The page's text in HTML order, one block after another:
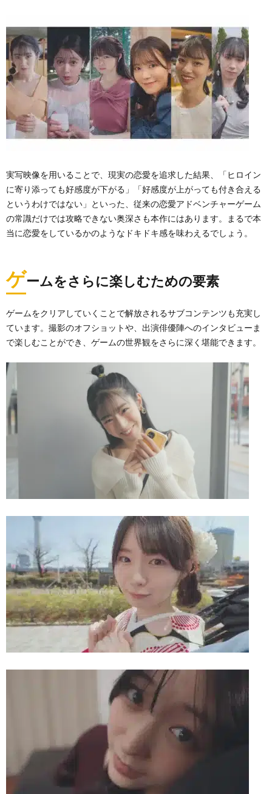
実写映像を用いることで、現実の恋愛を追求した結果、「ヒロイン
に寄り添っても好感度が下がる」「好感度が上がっても付き合える
というわけではない」といった、従来の恋愛アドベンチャーゲーム
の常識だけでは攻略できない奥深さも本作にはあります。まるで本
当に恋愛をしているかのようなドキドキ感を味わえるでしょう。
ゲームをさらに楽しむための要素
ゲームをクリアしていくことで解放されるサブコンテンツも充実し
ています。撮影のオフショットや、出演俳優陣へのインタビューま
で楽しむことができ、ゲームの世界観をさらに深く堪能できます。